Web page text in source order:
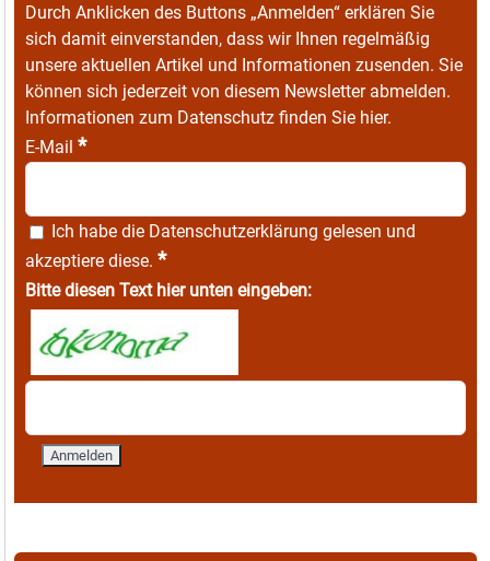
Durch Anklicken des Buttons „Anmelden“ erklären Sie
sich damit einverstanden, dass wir Ihnen regelmäßig
unsere aktuellen Artikel und Informationen zusenden. Sie
können sich jederzeit von diesem Newsletter abmelden.
Informationen zum Datenschutz finden Sie hier.
E-Mail *
Ich habe die Datenschutzerklärung gelesen und
akzeptiere diese. *
Bitte diesen Text hier unten eingeben: